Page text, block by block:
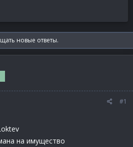
новые ответы.
#1
на имущество